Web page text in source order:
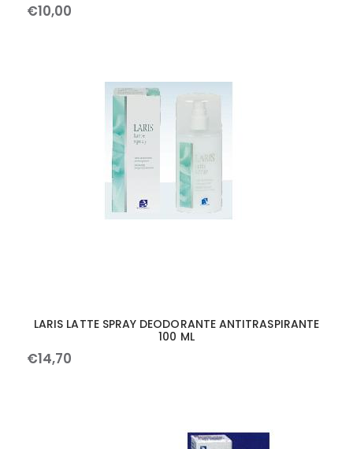
€10,00
LARIS LATTE SPRAY DEODORANTE ANTITRASPIRANTE
100 ML
€14,70